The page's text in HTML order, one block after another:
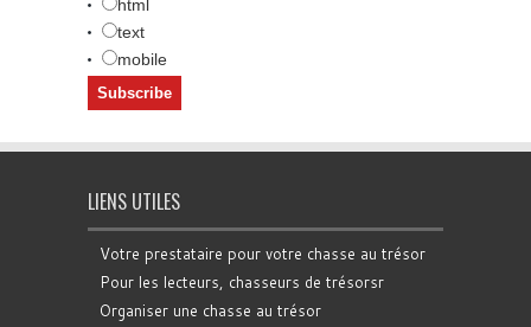
html
text
mobile
LIENS UTILES
Votre prestataire pour votre chasse au trésor
Pour les lecteurs, chasseurs de trésorsr
Organiser une chasse au trésor